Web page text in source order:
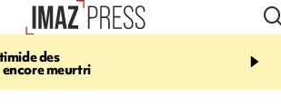
des
meurtri
13:09
Des
font cinq morts en